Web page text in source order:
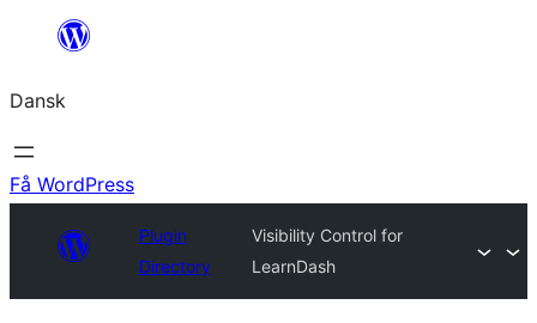
Spring
indhold
Dansk
Få WordPress
Plugin
Directory
Visibility Control for
LearnDash